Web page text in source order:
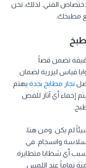
الفني. لذلك، نحن
مطبخك.
تضمن قصاً
قياس ليزرية لضمان
نجار مطابخ بجدة يهتم
إخفاء أي آثار للقص
لم يكن. ومن هنا،
بسلاسة وانسجام. في
أي شظايا متطايرة.
تماماً عند اللمس.